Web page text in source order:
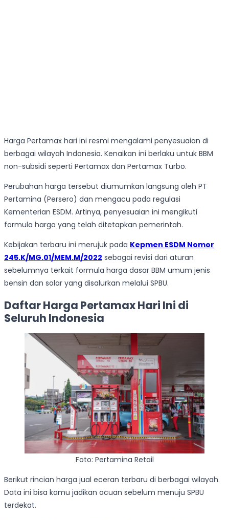
Harga Pertamax hari ini resmi mengalami penyesuaian di
berbagai wilayah Indonesia. Kenaikan ini berlaku untuk BBM
non-subsidi seperti Pertamax dan Pertamax Turbo.
Perubahan harga tersebut diumumkan langsung oleh PT
Pertamina (Persero) dan mengacu pada regulasi
Kementerian ESDM. Artinya, penyesuaian ini mengikuti
formula harga yang telah ditetapkan pemerintah.
Kebijakan terbaru ini merujuk pada Kepmen ESDM Nomor
245.K/MG.01/MEM.M/2022 sebagai revisi dari aturan
sebelumnya terkait formula harga dasar BBM umum jenis
bensin dan solar yang disalurkan melalui SPBU.
Daftar Harga Pertamax Hari Ini di
Seluruh Indonesia
Foto: Pertamina Retail
Berikut rincian harga jual eceran terbaru di berbagai wilayah.
Data ini bisa kamu jadikan acuan sebelum menuju SPBU
terdekat.